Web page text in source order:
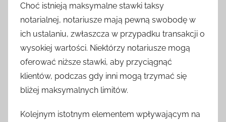
Choć istnieją maksymalne stawki taksy
notarialnej, notariusze mają pewną swobodę w
ich ustalaniu, zwłaszcza w przypadku transakcji o
wysokiej wartości. Niektórzy notariusze mogą
oferować niższe stawki, aby przyciągnąć
klientów, podczas gdy inni mogą trzymać się
bliżej maksymalnych limitów.
Kolejnym istotnym elementem wpływającym na